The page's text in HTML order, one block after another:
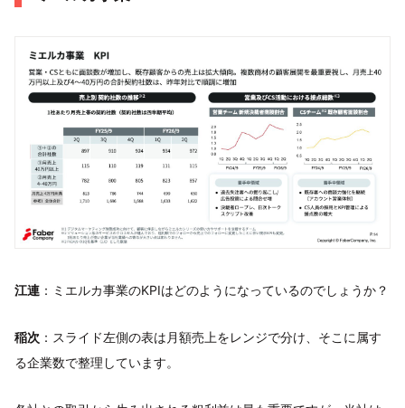
江連 ：ミエルカ事業のKPIはどのようになっているのでしょうか？
稲次 ：スライド左側の表は月額売上をレンジで分け、そこに属す
る企業数で整理しています。